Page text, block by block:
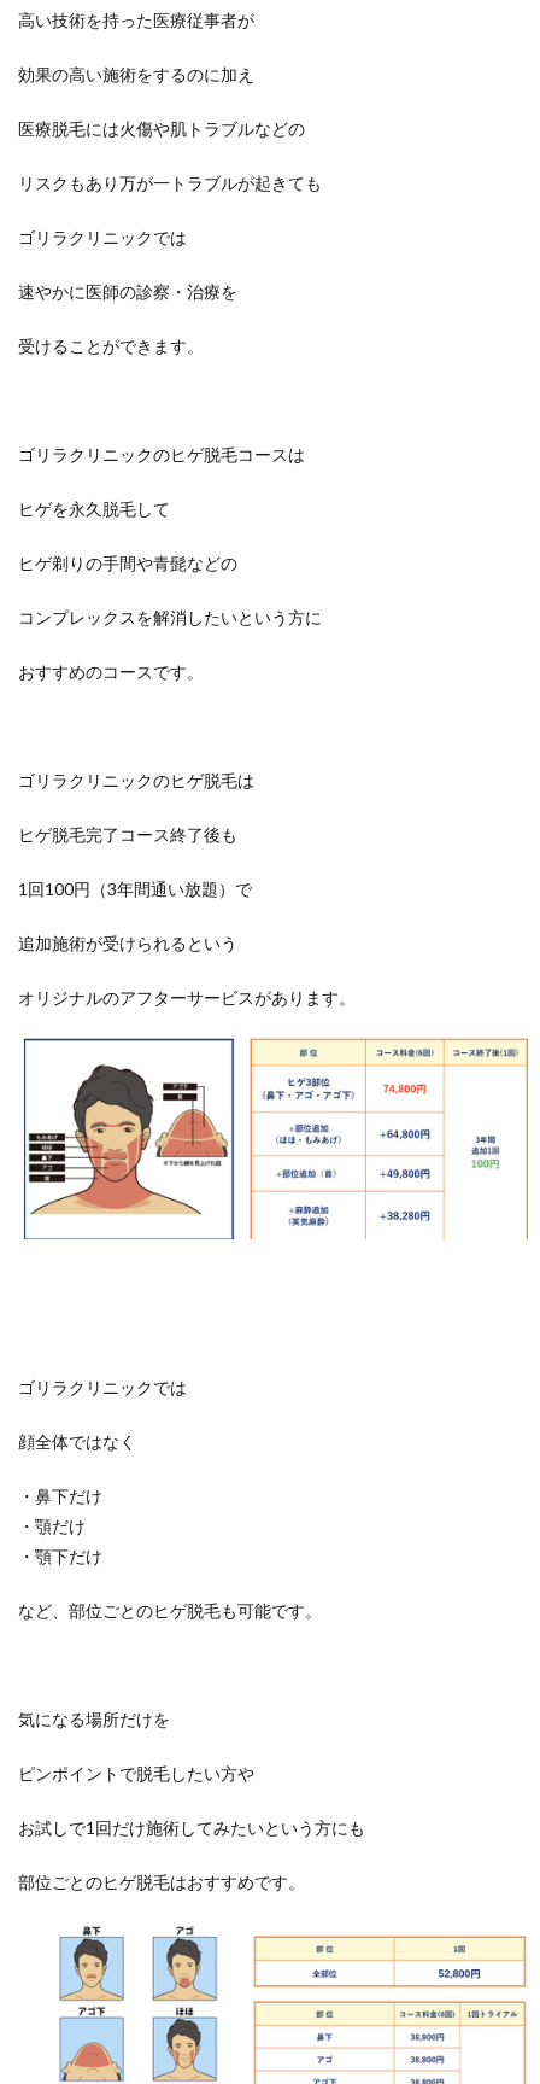
高い技術を持った医療従事者が
効果の高い施術をするのに加え
医療脱毛には火傷や肌トラブルなどの
リスクもあり万が一トラブルが起きても
ゴリラクリニックでは
速やかに医師の診察・治療を
受けることができます。
ゴリラクリニックのヒゲ脱毛コースは
ヒゲを永久脱毛して
ヒゲ剃りの手間や青髭などの
コンプレックスを解消したいという方に
おすすめのコースです。
ゴリラクリニックのヒゲ脱毛は
ヒゲ脱毛完了コース終了後も
1回100円（3年間通い放題）で
追加施術が受けられるという
オリジナルのアフターサービスがあります。
ゴリラクリニックでは
顔全体ではなく
・鼻下だけ
・顎だけ
・顎下だけ
など、部位ごとのヒゲ脱毛も可能です。
気になる場所だけを
ピンポイントで脱毛したい方や
お試しで1回だけ施術してみたいという方にも
部位ごとのヒゲ脱毛はおすすめです。